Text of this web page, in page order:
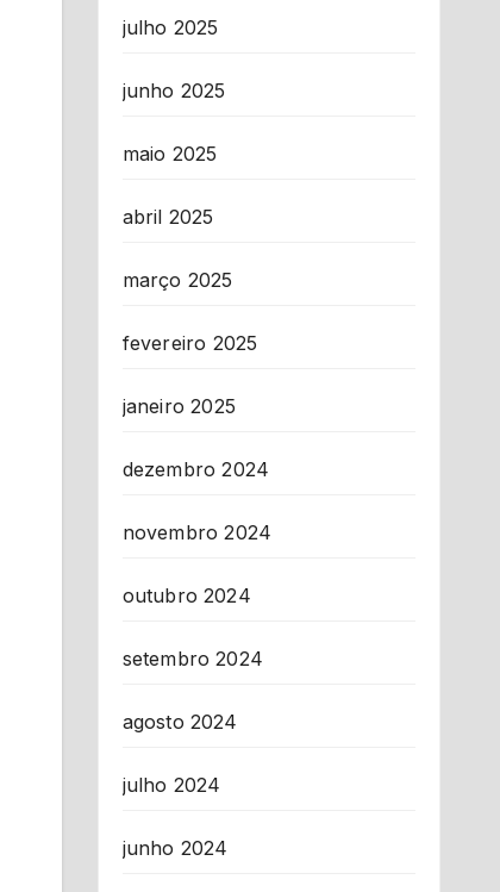
julho 2025
junho 2025
maio 2025
abril 2025
março 2025
fevereiro 2025
janeiro 2025
dezembro 2024
novembro 2024
outubro 2024
setembro 2024
agosto 2024
julho 2024
junho 2024